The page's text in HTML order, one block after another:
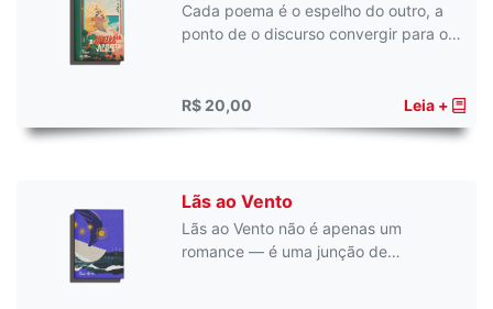
Cada poema é o espelho do outro, a
ponto de o discurso convergir para o…
R$ 20,00 Leia +
Lãs ao Vento
Lãs ao Vento não é apenas um
romance — é uma junção de…